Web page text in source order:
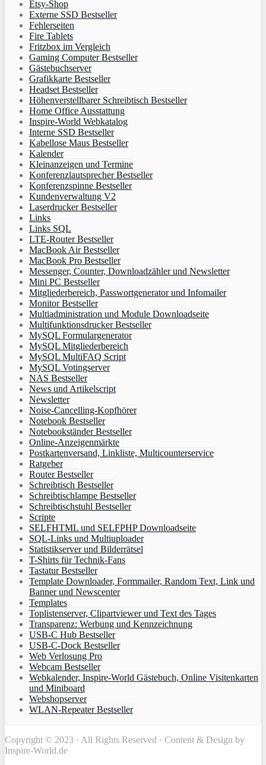
Etsy-Shop
Externe SSD Bestseller
Fehlerseiten
Fire Tablets
Fritzbox im Vergleich
Gaming Computer Bestseller
Gästebuchserver
Grafikkarte Bestseller
Headset Bestseller
Höhenverstellbarer Schreibtisch Bestseller
Home Office Ausstattung
Inspire-World Webkatalog
Interne SSD Bestseller
Kabellose Maus Bestseller
Kalender
Kleinanzeigen und Termine
Konferenzlautsprecher Bestseller
Konferenzspinne Bestseller
Kundenverwaltung V2
Laserdrucker Bestseller
Links
Links SQL
LTE-Router Bestseller
MacBook Air Bestseller
MacBook Pro Bestseller
Messenger, Counter, Downloadzähler und Newsletter
Mini PC Bestseller
Mitgliederbereich, Passwortgenerator und Infomailer
Monitor Bestseller
Multiadministration und Module Downloadseite
Multifunktionsdrucker Bestseller
MySQL Formulargenerator
MySQL Mitgliederbereich
MySQL MultiFAQ Script
MySQL Votingserver
NAS Bestseller
News und Artikelscript
Newsletter
Noise-Cancelling-Kopfhörer
Notebook Bestseller
Notebookständer Bestseller
Online-Anzeigenmärkte
Postkartenversand, Linkliste, Multicounterservice
Ratgeber
Router Bestseller
Schreibtisch Bestseller
Schreibtischlampe Bestseller
Schreibtischstuhl Bestseller
Scripte
SELFHTML und SELFPHP Downloadseite
SQL-Links und Multiuploader
Statistikserver und Bilderrätsel
T-Shirts für Technik-Fans
Tastatur Bestseller
Template Downloader, Formmailer, Random Text, Link und
Banner und Newscenter
Templates
Toplistenserver, Clipartviewer und Text des Tages
Transparenz: Werbung und Kennzeichnung
USB-C Hub Bestseller
USB-C-Dock Bestseller
Web Verlosung Pro
Webcam Bestseller
Webkalender, Inspire-World Gästebuch, Online Visitenkarten
und Miniboard
Webshopserver
WLAN-Repeater Bestseller
Copyright © 2023 · All Rights Reserved · Content & Design by
Inspire-World.de